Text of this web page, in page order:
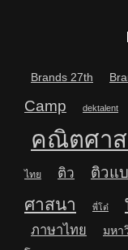
Brands 27th
Camp
dektalent
คณิตศา
ไทย ติว ติวแ
ศาสนา
พี่โต๋
ภาษาไทย มหา